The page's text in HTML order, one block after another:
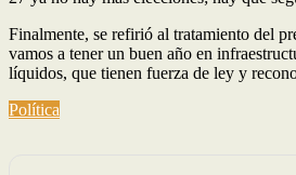
Finalmente, se refirió al tratamiento del
vamos a tener un buen año en
líquidos, que tienen fuerza de ley y
Política